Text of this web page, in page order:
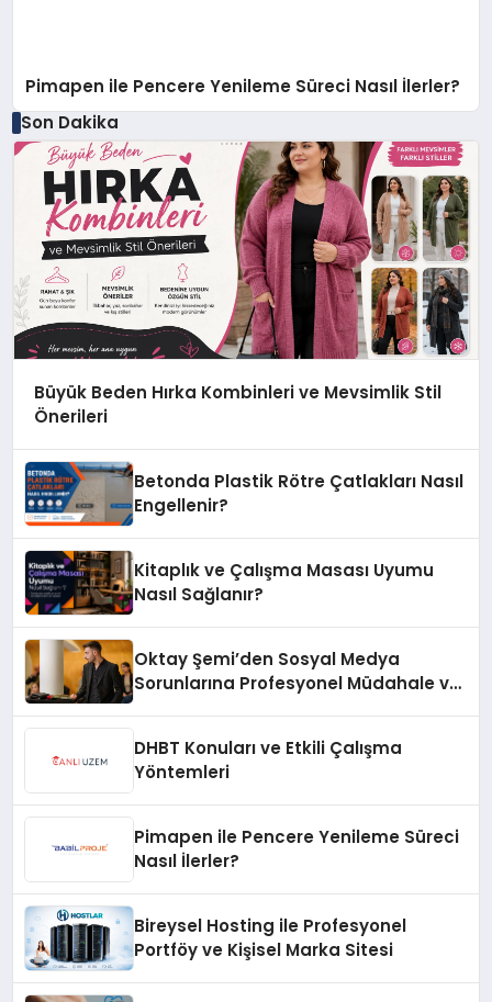
Pimapen ile Pencere Yenileme Süreci Nasıl İlerler?
Son Dakika
Büyük Beden Hırka Kombinleri ve Mevsimlik Stil
Önerileri
Betonda Plastik Rötre Çatlakları Nasıl
Engellenir?
Kitaplık ve Çalışma Masası Uyumu
Nasıl Sağlanır?
Oktay Şemi’den Sosyal Medya
Sorunlarına Profesyonel Müdahale ve
DHBT Konuları ve Etkili Çalışma
Yöntemleri
Pimapen ile Pencere Yenileme Süreci
Nasıl İlerler?
Bireysel Hosting ile Profesyonel
Portföy ve Kişisel Marka Sitesi